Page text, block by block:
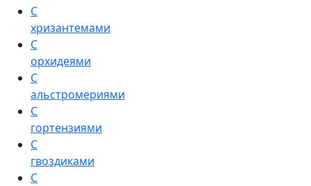
С
хризантемами
С
орхидеями
С
альстромериями
С
гортензиями
С
гвоздиками
С